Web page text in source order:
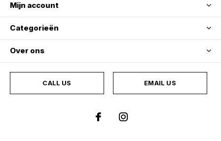
Mijn account
Categorieën
Over ons
CALL US EMAIL US